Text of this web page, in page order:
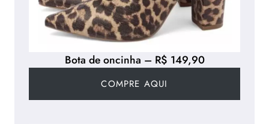
Bota de oncinha – R$ 149,90
COMPRE AQUI